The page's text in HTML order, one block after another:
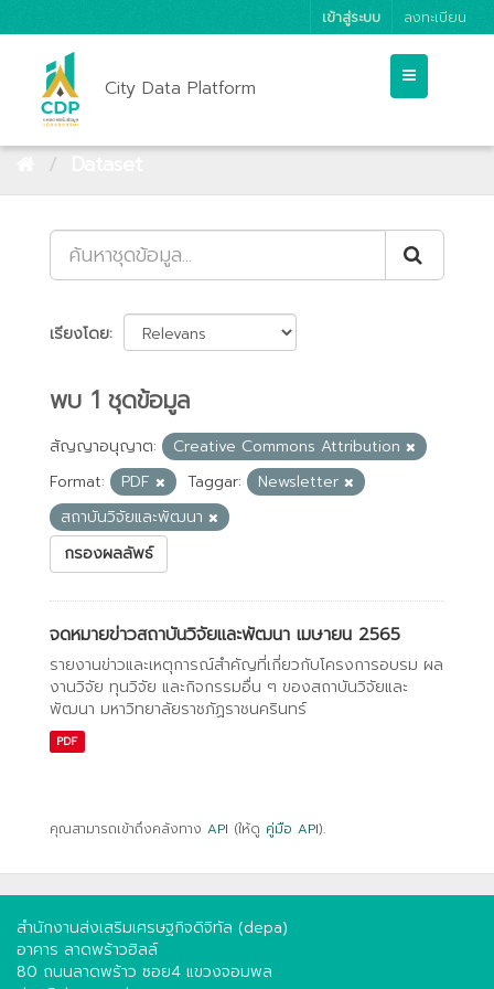
เข้าสู่ระบบ ลงทะเบียน
City Data Platform
เรียงโดย
พบ 1 ชุดข้อมูล
สัญญาอนุญาต:
Creative Commons Attribution
Format:
PDF Taggar:
Newsletter
สถาบันวิจัยและพัฒนา
กรองผลลัพธ์
จดหมายข่าวสถาบันวิจัยและพัฒนา เมษายน 2565
รายงานข่าวและเหตุการณ์สำคัญที่เกี่ยวกับโครงการอบรม ผล
งานวิจัย ทุนวิจัย และกิจกรรมอื่น ๆ ของสถาบันวิจัยและ
พัฒนา มหาวิทยาลัยราชภัฏราชนครินทร์
PDF
คุณสามารถเข้าถึงคลังทาง API (ให้ดู คู่มือ API).
สำนักงานส่งเสริมเศรษฐกิจดิจิทัล (depa)
อาคาร ลาดพร้าวฮิลล์
80 ถนนลาดพร้าว ซอย4 แขวงจอมพล